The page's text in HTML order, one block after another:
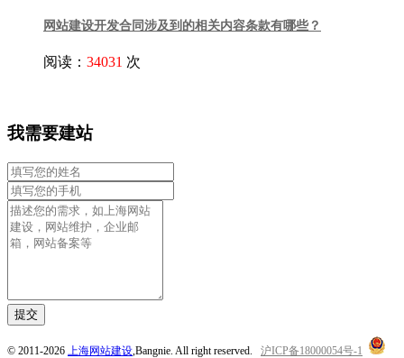
网站建设开发合同涉及到的相关内容条款有哪些？
阅读： 34031 次
我需要建站
提交
© 2011-2026 上海网站建设 ,Bangnie. All right reserved. 沪ICP备18000054号-1